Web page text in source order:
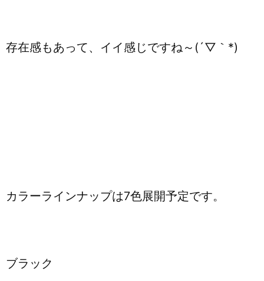
存在感もあって、イイ感じですね～(´▽｀*)
カラーラインナップは7色展開予定です。
ブラック